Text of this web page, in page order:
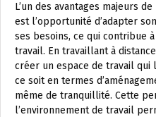
L’un des avantages majeurs
est l’opportunité d’adapter
ses besoins, ce qui contribue
travail. En travaillant à
créer un espace de travail qui
ce soit en termes
même de tranquillité. Cette
l’environnement de travail